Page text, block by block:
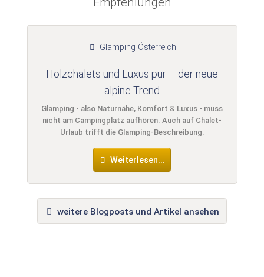
Holzchalets und Luxus pur – der neue
alpine Trend
Glamping Österreich
Glamping - also Naturnähe, Komfort & Luxus - muss
nicht am Campingplatz aufhören. Auch auf Chalet-
Urlaub trifft die Glamping-Beschreibung.
Weiterlesen...
weitere Blogposts und Artikel ansehen